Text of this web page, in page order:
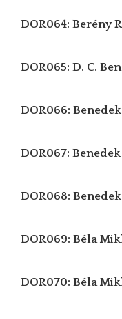
DOR064: Berény
DOR065: D. C.
DOR066: Benedek
DOR067: Benedek
DOR068:
DOR069: Béla
DOR070: Béla